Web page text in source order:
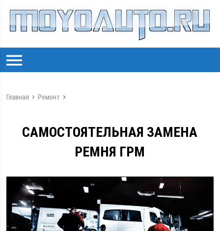
Главная Ремонт
САМОСТОЯТЕЛЬНАЯ ЗАМЕНА
РЕМНЯ ГРМ